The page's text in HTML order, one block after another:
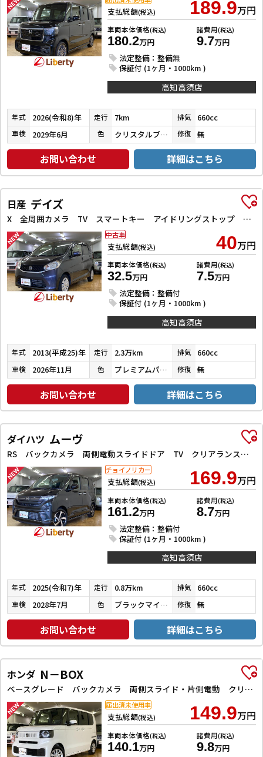
支払総額(税込) 189.9万円
車両本体価格(税込)
180.2万円
諸費用(税込)
9.7万円
法定整備：整備無
保証付 (1ヶ月・1000km )
高知高須店
年式 2026(令和8)年 走行 7km 排気 660cc
車検 2029年6月 色 クリスタルブラックパール 修復 無
お問い合わせ 詳細はこちら
日産 デイズ
X 全周囲カメラ TV スマートキー アイドリングストップ 電動格納ミラー ベンチシート CVT 盗難防止システム ABS ミュージックプレイヤー接続可 衝突安全ボディ エアコン パワーステアリング
支払総額(税込) 40万円
車両本体価格(税込)
32.5万円
諸費用(税込)
7.5万円
法定整備：整備付
保証付 (1ヶ月・1000km )
中古車
高知高須店
年式 2013(平成25)年 走行 2.3万km 排気 660cc
車検 2026年11月 色 プレミアムパープルパール 修復 無
お問い合わせ 詳細はこちら
ダイハツ ムーヴ
RS バックカメラ 両側電動スライドドア TV クリアランスソナー オートクルーズコントロール 衝突被害軽減システム オートライト LEDヘッドランプ スマートキー アイドリングストップ 電動格納ミラー
支払総額(税込) 169.9万円
車両本体価格(税込)
161.2万円
諸費用(税込)
8.7万円
法定整備：整備付
保証付 (1ヶ月・1000km )
チョイノリカー
高知高須店
年式 2025(令和7)年 走行 0.8万km 排気 660cc
車検 2028年7月 色 ブラックマイカメタリック 修復 無
お問い合わせ 詳細はこちら
ホンダ N－BOX
ベースグレード バックカメラ 両側スライド・片側電動 クリアランスソナー オートクルーズコントロール レーンアシスト 衝突被害軽減システム オートライト LEDヘッドランプ スマートキー アイドリングストップ
支払総額(税込) 149.9万円
車両本体価格(税込)
140.1万円
諸費用(税込)
9.8万円
届出済未使用車